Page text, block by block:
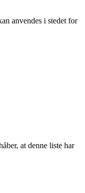
anvendes i stedet for
at denne liste har